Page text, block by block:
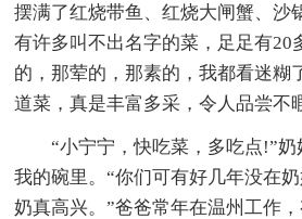
摆满了红烧带鱼、红烧大闸蟹、
有许多叫不出名字的菜，足足有20
的，那荤的，那素的，我都看迷糊
道菜，真是丰富多采，令人品尝不
“小宁宁，快吃菜，多吃点!”
我的碗里。“你们可有好几年没在
奶真高兴。”爸爸常年在温州工作